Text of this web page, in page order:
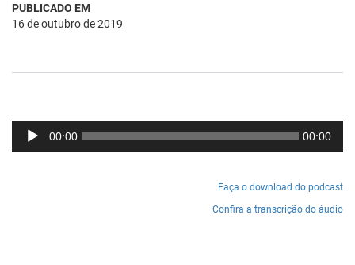
PUBLICADO EM
16 de outubro de 2019
Tocador
áudio
00:00 00:00
Faça o download do podcast
Confira a transcrição do áudio